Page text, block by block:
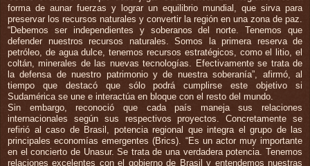
forma de aunar fuerzas y lograr un equilibrio mundial, que sirva para
preservar los recursos naturales y convertir la región en una zona de paz.
“Debemos ser independientes y soberanos del norte. Tenemos que
defender nuestros recursos naturales. Somos la primera reserva de
petróleo, de agua dulce, tenemos recursos estratégicos, como el litio, el
coltán, minerales de las nuevas tecnologías. Efectivamente se trata de
la defensa de nuestro patrimonio y de nuestra soberanía”, afirmó, al
tiempo que destacó que sólo podrá cumplirse este objetivo si
Sudamérica se une e interactúa en bloque con el resto del mundo.
Sin embargo, reconoció que cada país maneja sus relaciones
internacionales según sus respectivos proyectos. Concretamente se
refirió al caso de Brasil, potencia regional que integra el grupo de las
principales economías emergentes (Brics). “Es un actor muy importante
en el concierto de Unasur. Se trata de una verdadera potencia. Tenemos
relaciones excelentes con el gobierno de Brasil y entendemos nuestras